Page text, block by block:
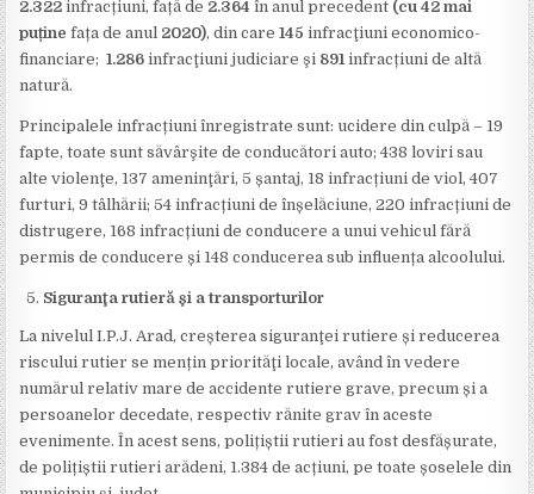
2.322 infracțiuni, față de 2.364 în anul precedent (cu 42 mai
puținefața de anul 2020), din care145 infracţiuni economico-
financiare; 1.286 infracţiuni judiciare şi 891 infracțiuni de altă
natură.
Principalele infracțiuni înregistrate sunt: ucidere din culpă – 19
fapte, toate sunt săvârşite de conducători auto; 438 loviri sau
alte violenţe, 137 ameninţări, 5 șantaj, 18 infracțiuni de viol, 407
furturi, 9 tâlhării; 54 infracțiuni de înșelăciune, 220 infracțiuni de
distrugere, 168 infracțiuni de conducere a unui vehicul fără
permis de conducere și 148 conducerea sub influența alcoolului.
Siguranţa rutieră şi a transporturilor
La nivelul I.P.J. Arad, creșterea siguranţei rutiere și reducerea
riscului rutier se mențin priorităţi locale, având în vedere
numărul relativ mare de accidente rutiere grave, precum și a
persoanelor decedate, respectiv rănite grav în aceste
evenimente. În acest sens, polițiștii rutieri au fost desfășurate,
de polițiștii rutieri arădeni, 1.384 de acțiuni, pe toate șoselele din